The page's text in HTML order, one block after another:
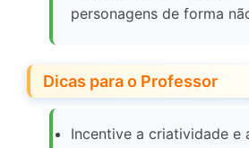
personagens de forma
Dicas para o Professor
Incentive a criatividade e